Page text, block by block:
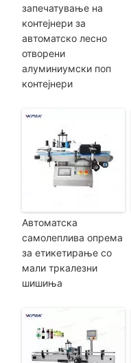
запечатување на
контејнери за
автоматско лесно
отворени
алуминиумски поп
контејнери
Автоматска
самолеплива опрема
за етикетирање со
мали тркалезни
шишиња